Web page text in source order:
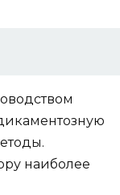
наиболее